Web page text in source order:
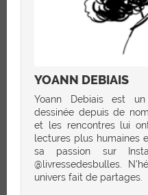
YOANN DEBIAIS
Yoann Debiais est
dessinée depuis de
et les rencontres lui
lectures plus humaines
sa passion sur
@livressedesbulles.
univers fait de partages.